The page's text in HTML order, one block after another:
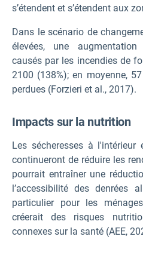
s’étendent et s’étendent aux
Dans le scénario de
élevées, une
causés par les incendies de
2100 (138%); en moyenne,
perdues (Forzieri et al., 2017).
Impacts sur la nutrition
Les sécheresses à l'intérieur
continueront de réduire les
pourrait entraîner une
l’accessibilité des denrées
particulier pour les
créerait des risques
connexes sur la santé (AEE,